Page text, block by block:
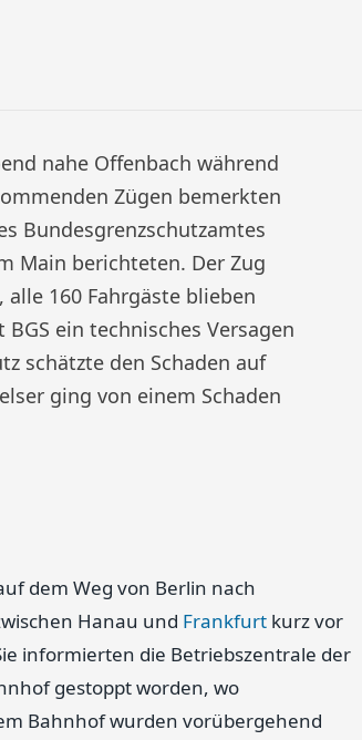
nahe Offenbach während
Zügen bemerkten
Bundesgrenzschutzamtes
Main berichteten. Der Zug
160 Fahrgäste blieben
ein technisches Versagen
schätzte den Schaden auf
ging von einem Schaden
dem Weg von Berlin nach
Hanau und Frankfurt kurz vor
informierten die Betriebszentrale der
gestoppt worden, wo
Bahnhof wurden vorübergehend